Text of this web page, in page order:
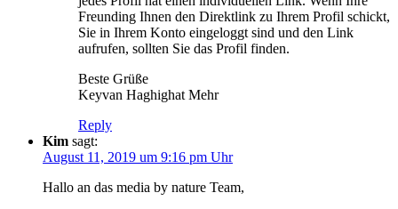
Freunding Ihnen den Direktlink zu Ihrem Profil schickt,
Sie in Ihrem Konto eingeloggt sind und den Link
aufrufen, sollten Sie das Profil finden.
Beste Grüße
Keyvan Haghighat Mehr
Reply
Kim sagt:
August 11, 2019 um 9:16 pm Uhr
Hallo an das media by nature Team,